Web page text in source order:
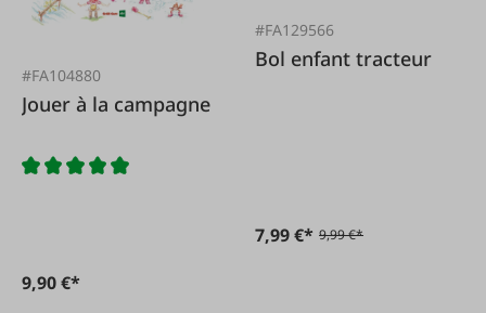
#FA104880
Jouer à la campagne
9,90 €*
#FA129566
Bol enfant tracteur
7,99 €* 9,99 €*